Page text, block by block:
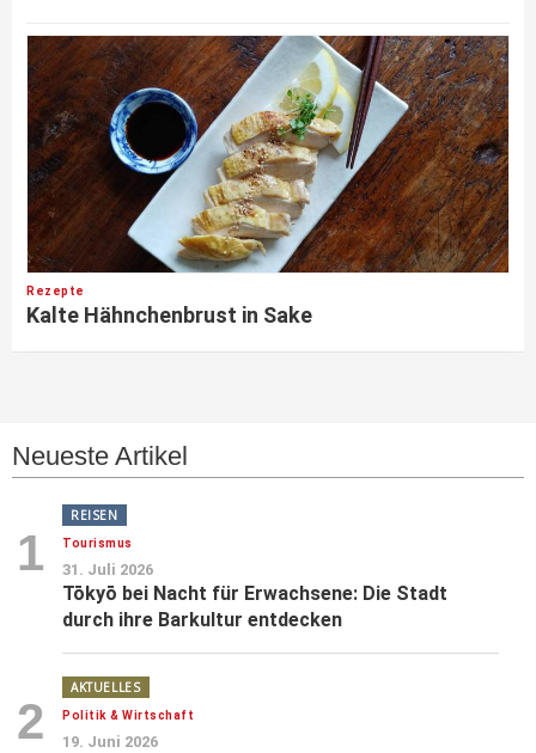
Rezepte
Kalte Hähnchenbrust in Sake
Neueste Artikel
1
REISEN
Tourismus
31. Juli 2026
Tōkyō bei Nacht für Erwachsene: Die Stadt
durch ihre Barkultur entdecken
2
AKTUELLES
Politik & Wirtschaft
19. Juni 2026